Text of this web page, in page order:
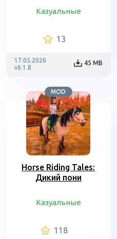
Казуальные
13
17.05.2026
v6.1.8
45 MB
MOD
Horse Riding Tales:
Дикий пони
Казуальные
118